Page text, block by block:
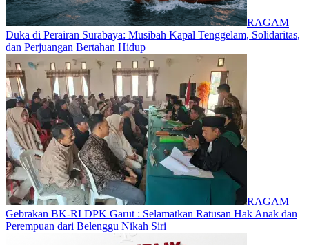
RAGAM
Duka di Perairan Surabaya: Musibah Kapal Tenggelam, Solidaritas,
dan Perjuangan Bertahan Hidup
RAGAM
Gebrakan BK-RI DPK Garut : Selamatkan Ratusan Hak Anak dan
Perempuan dari Belenggu Nikah Siri